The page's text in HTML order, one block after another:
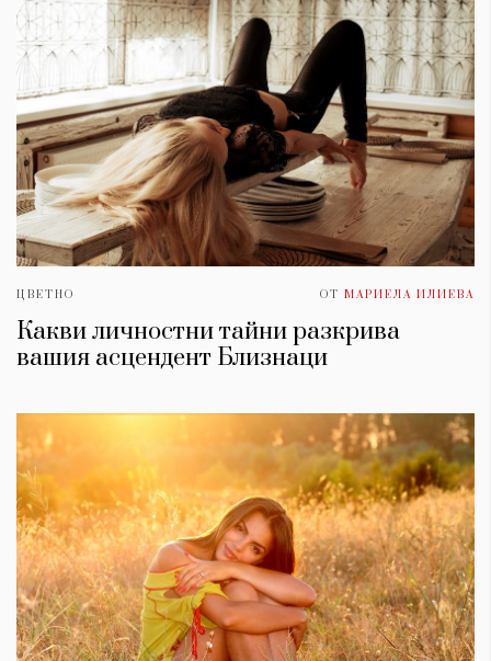
ЦВЕТНО ОТ МАРИЕЛА ИЛИЕВА
Какви личностни тайни разкрива
вашия асцендент Близнаци